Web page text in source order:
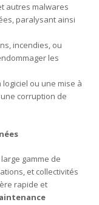
autres malwares
paralysant ainsi
incendies, ou
les
logiciel ou une mise à
corruption de
gamme de
et collectivités
rapide et